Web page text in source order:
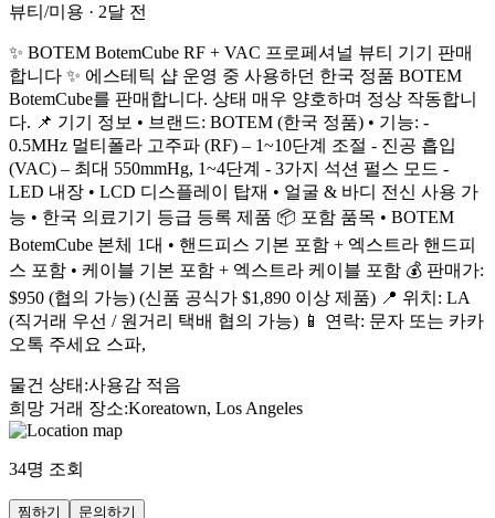
뷰티/미용 · 2달 전
✨ BOTEM BotemCube RF + VAC 프로페셔널 뷰티 기기 판매
합니다 ✨ 에스테틱 샵 운영 중 사용하던 한국 정품 BOTEM
BotemCube를 판매합니다. 상태 매우 양호하며 정상 작동합니
다. 📌 기기 정보 • 브랜드: BOTEM (한국 정품) • 기능: -
0.5MHz 멀티폴라 고주파 (RF) – 1~10단계 조절 - 진공 흡입
(VAC) – 최대 550mmHg, 1~4단계 - 3가지 석션 펄스 모드 -
LED 내장 • LCD 디스플레이 탑재 • 얼굴 & 바디 전신 사용 가
능 • 한국 의료기기 등급 등록 제품 📦 포함 품목 • BOTEM
BotemCube 본체 1대 • 핸드피스 기본 포함 + 엑스트라 핸드피
스 포함 • 케이블 기본 포함 + 엑스트라 케이블 포함 💰 판매가:
$950 (협의 가능) (신품 공식가 $1,890 이상 제품) 📍 위치: LA
(직거래 우선 / 원거리 택배 협의 가능) 📱 연락: 문자 또는 카카
오톡 주세요 스파,
물건 상태 :사용감 적음
희망 거래 장소:Koreatown, Los Angeles
34명 조회
찜하기 문의하기